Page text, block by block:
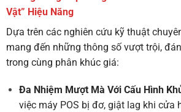
Vật” Hiệu Năng
Dựa trên các nghiên cứu kỹ thuật
mang đến những thông số vượt trội,
trong cùng phân khúc giá:
Đa Nhiệm Mượt Mà Với Cấu Hình
việc máy POS bị đơ, giật lag khi cửa